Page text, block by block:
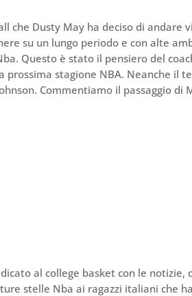
che Dusty May ha deciso di andare
su un lungo periodo e con alte
Questo è stato il pensiero del
prossima stagione NBA. Neanche il
Commentiamo il passaggio di
al college basket con le notizie,
stelle Nba ai ragazzi italiani che